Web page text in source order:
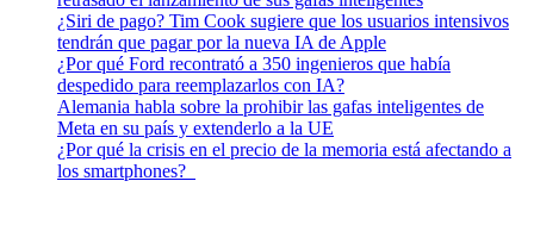
¿Siri de pago? Tim Cook sugiere que los usuarios intensivos
tendrán que pagar por la nueva IA de Apple
¿Por qué Ford recontrató a 350 ingenieros que había
despedido para reemplazarlos con IA?
Alemania habla sobre la prohibir las gafas inteligentes de
Meta en su país y extenderlo a la UE
¿Por qué la crisis en el precio de la memoria está afectando a
los smartphones?